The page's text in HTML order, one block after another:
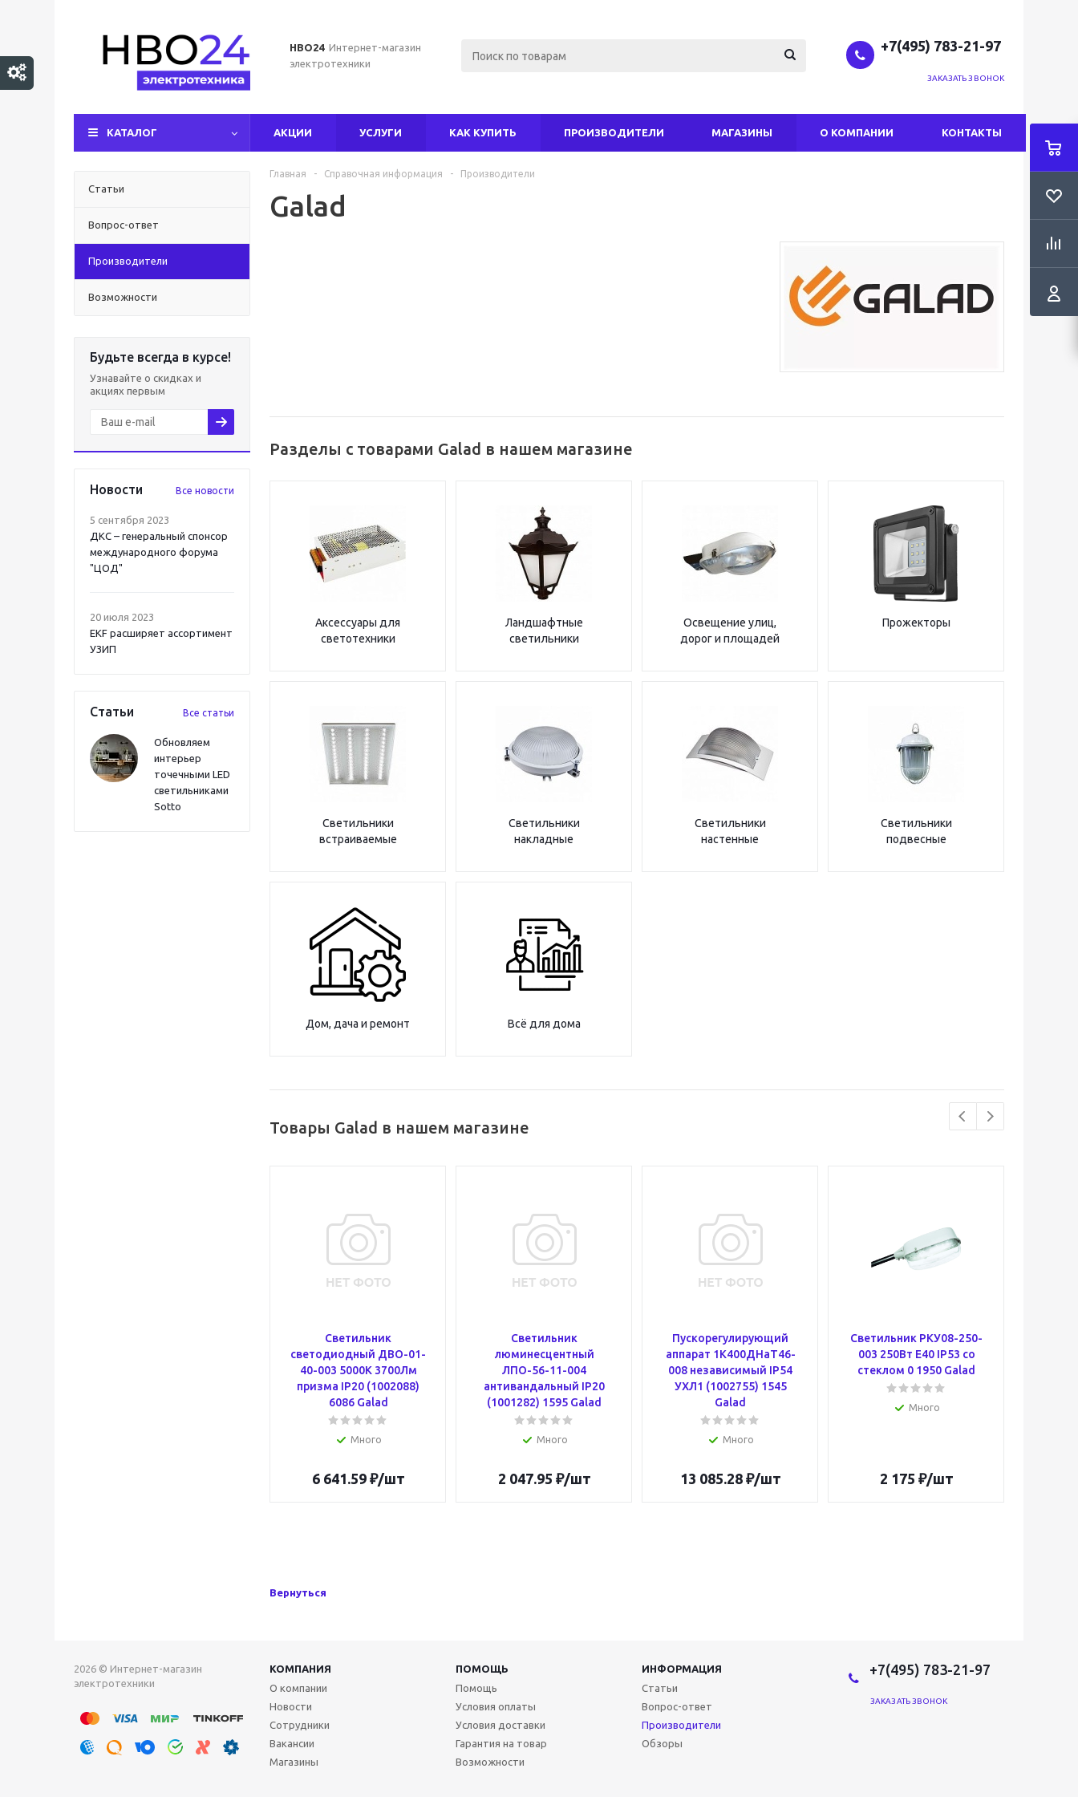
НВО24 Интернет-магазин
электротехники
+7(495) 783-21-97
ЗАКАЗАТЬ ЗВОНОК
КАТАЛОГ АКЦИИ УСЛУГИ КАК КУПИТЬ ПРОИЗВОДИТЕЛИ МАГАЗИНЫ О КОМПАНИИ КОНТАКТЫ
Статьи
Вопрос-ответ
Производители
Возможности
Будьте всегда в курсе!
Узнавайте о скидках и
акциях первым
Новости Все новости
5 сентября 2023
ДКС – генеральный спонсор
международного форума
"ЦОД"
20 июля 2023
EKF расширяет ассортимент
УЗИП
Статьи Все статьи
Обновляем
интерьер
точечными LED
светильниками
Sotto
Главная - Справочная информация - Производители
Galad
Разделы с товарами Galad в нашем магазине
Аксессуары для
светотехники
Ландшафтные
светильники
Освещение улиц,
дорог и площадей
Прожекторы
Светильники
встраиваемые
Светильники
накладные
Светильники
настенные
Светильники
подвесные
Дом, дача и ремонт Всё для дома
Товары Galad в нашем магазине
Светильник
светодиодный ДВО-01-
40-003 5000К 3700Лм
призма IP20 (1002088)
6086 Galad
Много
6 641.59₽/шт
Светильник
люминесцентный
ЛПО-56-11-004
антивандальный IP20
(1001282) 1595 Galad
Много
2 047.95 ₽/шт
Пускорегулирующий
аппарат 1К400ДНаТ46-
008 независимый IP54
УХЛ1 (1002755) 1545
Galad
Много
13 085.28₽/шт
Светильник РКУ08-250-
003 250Вт E40 IP53 со
стеклом 0 1950 Galad
Много
2 175 ₽/шт
Вернуться
2026 © Интернет-магазин
электротехники
КОМПАНИЯ ПОМОЩЬ
ИНФОРМАЦИЯ
О компании
Новости
Сотрудники
Вакансии
Магазины
Помощь
Условия оплаты
Условия доставки
Гарантия на товар
Возможности
Статьи
Вопрос-ответ
Производители
Обзоры
+7(495) 783-21-97
ЗАКАЗАТЬ ЗВОНОК